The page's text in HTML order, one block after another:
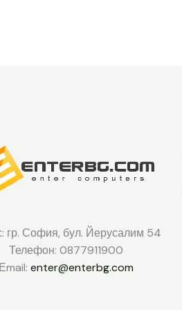
гр. София, бул. Йерусалим 54
Телефон: 0877911900
Еmail: enter@enterbg.com